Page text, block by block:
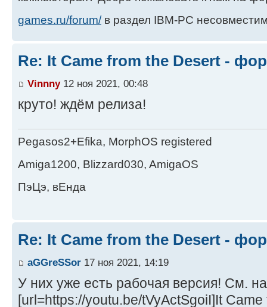
games.ru/forum/в раздел IBM-PC
Re: It Came from the Desert -
Vinnny12 ноя 2021, 00:48
круто! ждём релиза!
Pegasos2+Efika, MorphOS registered
Amiga1200, Blizzard030, AmigaOS
ПэЦэ, вЕнда
Re: It Came from the Desert -
aGGreSSor 17 ноя 2021, 14:19
У них уже есть рабочая версия! См.
[url=https://youtu.be/tVyActSgoiI]It